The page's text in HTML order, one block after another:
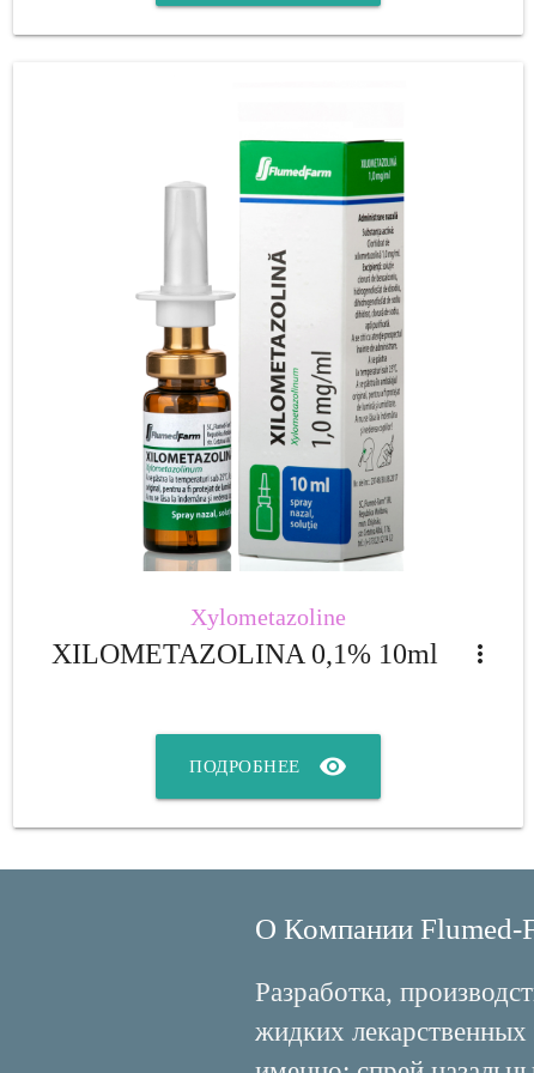
Xylometazoline
XILOMETAZOLINA 0,1% 10ml more_vert
visibility
ПОДРОБНЕЕ
О Компании Flumed-
Разработка,
жидких лекарственных